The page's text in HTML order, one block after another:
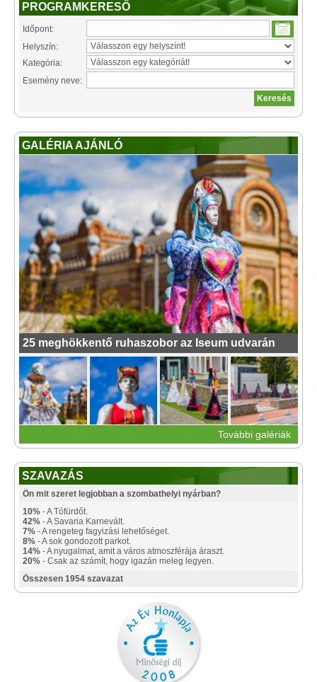
PROGRAMKERESŐ
Időpont:
Helyszín:
Kategória:
Esemény neve:
GALÉRIA AJÁNLÓ
25 meghökkentő ruhaszobor az Iseum udvarán
További galériák
SZAVAZÁS
Ön mit szeret legjobban a szombathelyi nyárban?
10% - A Tófürdőt.
42% - A Savaria Karnevált.
7% - A rengeteg fagyizási lehetőséget.
8% - A sok gondozott parkot.
14% - A nyugalmat, amit a város atmoszférája áraszt.
20% - Csak az számít, hogy igazán meleg legyen.
Összesen 1954 szavazat